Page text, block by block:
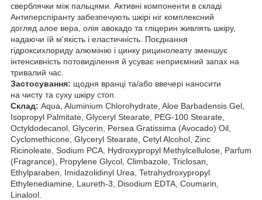
сверблячки між пальцями. Активні компоненти в складі
Антиперспіранту забезпечують шкірі ніг комплексний
догляд алое вера, олія авокадо та гліцерин живлять шкіру,
надаючи їй м'якість і еластичність. Поєднання
гідроксихлориду алюмінію і цинку рицинолеату зменшує
інтенсивність потовиділення й усуває неприємний запах на
тривалий час.
Застосування: щодня вранці та/або ввечері наносити
на чисту та суху шкіру стоп.
Склад: Aqua, Aluminium Chlorohydrate, Aloe Barbadensis Gel,
Isopropyl Palmitate, Glyceryl Stearate, PEG-100 Stearate,
Octyldodecanol, Glycerin, Persea Gratissima (Avocado) Oil,
Cyclomethicone, Glyceryl Stearate, Cetyl Alcohol, Zinc
Ricinoleate, Sodium PCA, Hydroxypropyl Methylcellulose, Parfum
(Fragrance), Propylene Glycol, Climbazole, Triclosan,
Ethylparaben, Imidazolidinyl Urea, Tetrahydroxypropyl
Ethylenediamine, Laureth-3, Disodium EDTA, Coumarin,
Linalool.